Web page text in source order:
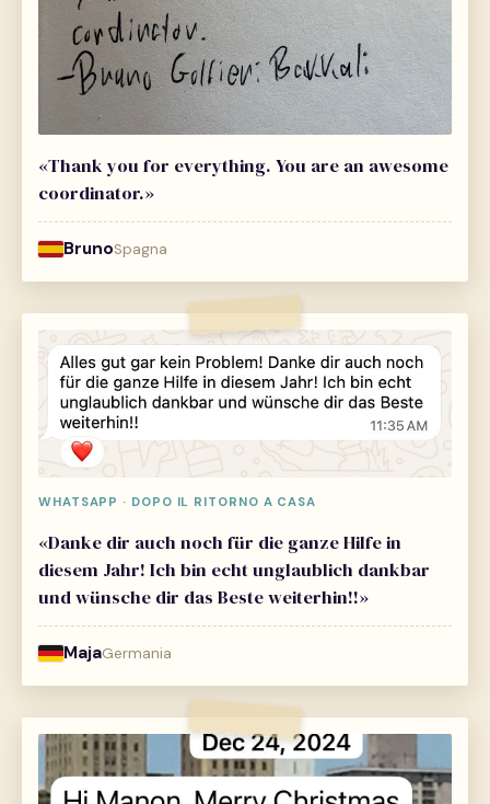
«Thank you for everything. You are an awesome
coordinator.»
BrunoSpagna
WHATSAPP · DOPO IL RITORNO A CASA
«Danke dir auch noch für die ganze Hilfe in
diesem Jahr! Ich bin echt unglaublich dankbar
und wünsche dir das Beste weiterhin!!»
MajaGermania